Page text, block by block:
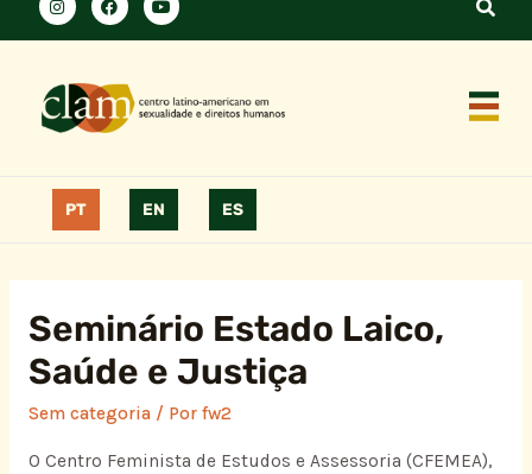
PT EN ES
Seminário Estado Laico,
Saúde e Justiça
Sem categoria/ Por fw2
O Centro Feminista de Estudos e Assessoria (CFEMEA),